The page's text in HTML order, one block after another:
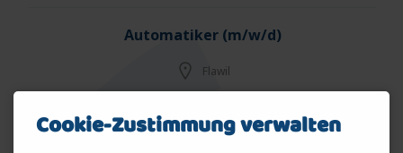
Automatiker (m/w/d)
Flawil
Cookie-Zustimmung verwalten